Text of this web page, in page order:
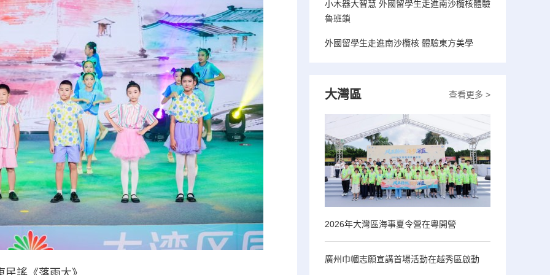
小木器大智慧 外國留學生走進南沙欖核體驗
魯班鎖
外國留學生走進南沙欖核 體驗東方美學
查看更多 >
大灣區
2026年大灣區海事夏令營在粵開營
廣州巾幗志願宣講首場活動在越秀區啟動